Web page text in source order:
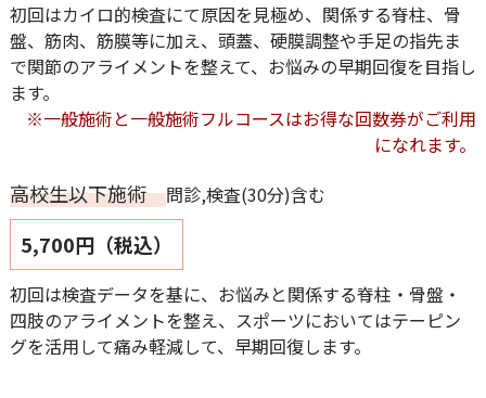
初回はカイロ的検査にて原因を見極め、関係する脊柱、骨
盤、筋肉、筋膜等に加え、頭蓋、硬膜調整や手足の指先ま
で関節のアライメントを整えて、お悩みの早期回復を目指し
ます。
※一般施術と一般施術フルコースはお得な回数券がご利用
になれます。
高校生以下施術問診,検査(30分)含む
5,700円（税込）
初回は検査データを基に、お悩みと関係する脊柱・骨盤・
四肢のアライメントを整え、スポーツにおいてはテーピン
グを活用して痛み軽減して、早期回復します。